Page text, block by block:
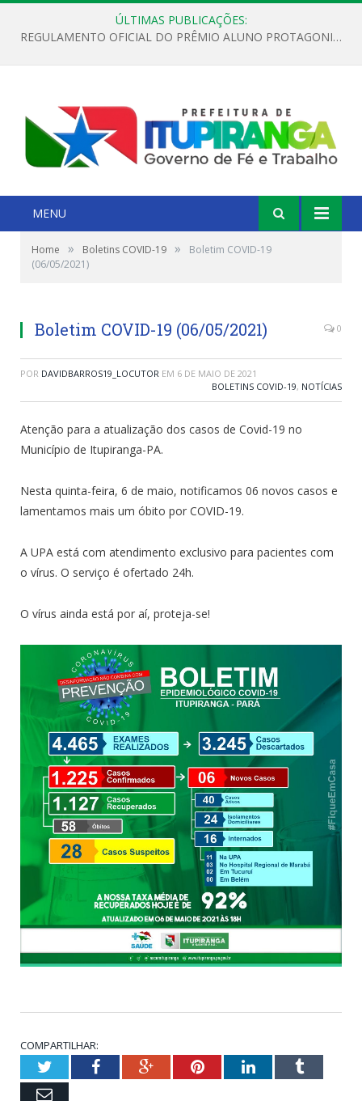
ÚLTIMAS PUBLICAÇÕES:
REGULAMENTO OFICIAL DO PRÊMIO ALUNO PROTAGONISTA – EDIÇÃO 2026
MENU
Home » Boletins COVID-19 »
Boletim COVID-19
(06/05/2021)
Boletim COVID-19 (06/05/2021) 0
POR DAVIDBARROS19_LOCUTOR EM 6 DE MAIO DE 2021
BOLETINS COVID-19, NOTÍCIAS
Atenção para a atualização dos casos de Covid-19 no
Município de Itupiranga-PA.
Nesta quinta-feira, 6 de maio, notificamos 06 novos casos e
lamentamos mais um óbito por COVID-19.
A UPA está com atendimento exclusivo para pacientes com
o vírus. O serviço é ofertado 24h.
O vírus ainda está por aí, proteja-se!
COMPARTILHAR:
TwitterFacebookGoogle+PinterestLinkedInTumblr
Email